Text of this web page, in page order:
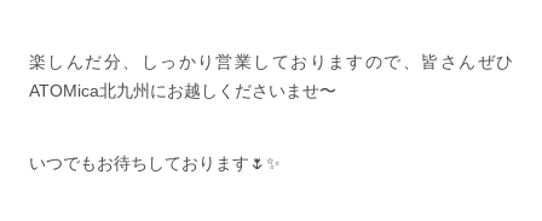
楽しんだ分、しっかり営業しておりますので、皆さんぜひ
ATOMica北九州にお越しくださいませ〜
いつでもお待ちしております🌷✨️